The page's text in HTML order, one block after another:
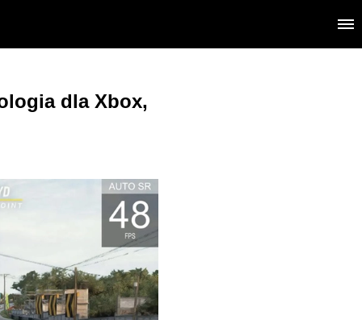
dla Xbox,